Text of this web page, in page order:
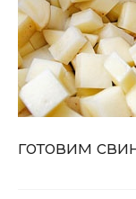
готовим